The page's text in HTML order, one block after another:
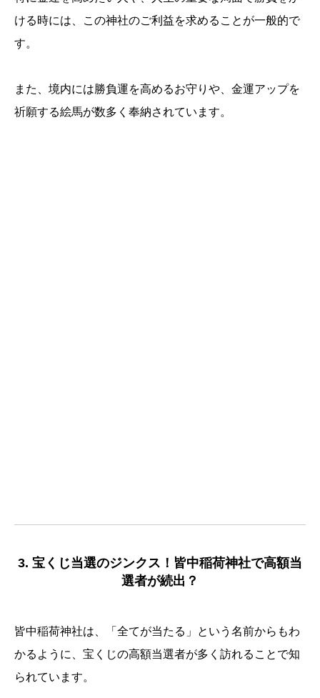
ける時には、この神社のご利益を求めることが一般的で
す。
また、境内には勝負運を高めるお守りや、金運アップを
祈願する絵馬が数多く奉納されています。
3. 宝くじ当選のジンクス！皆中稲荷神社で高額当
選者が続出？
皆中稲荷神社は、「全てが当たる」という名前からもわ
かるように、宝くじの高額当選者が多く訪れることで知
られています。